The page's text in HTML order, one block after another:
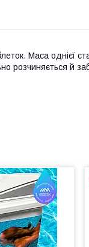
Маса однієї
розчиняється й